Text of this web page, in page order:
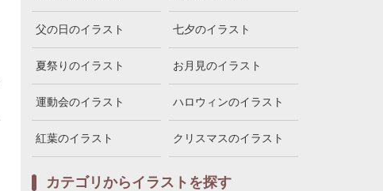
父の日のイラスト 七夕のイラスト
夏祭りのイラスト お月見のイラスト
運動会のイラスト ハロウィンのイラスト
紅葉のイラスト クリスマスのイラスト
カテゴリからイラストを探す